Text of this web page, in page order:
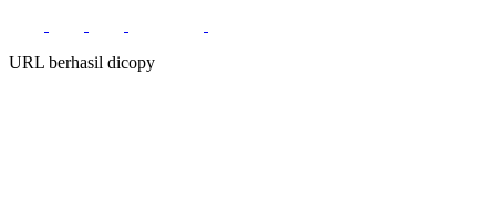
URL berhasil dicopy